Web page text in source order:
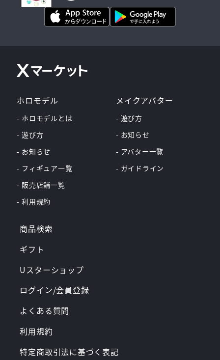
ホロモデル
- ホロモデルとは
- 遊び方
- お知らせ
- フィギュア一覧
- 販売店舗一覧
- 利用規約
メイクアバター
- 遊び方
- お知らせ
- アバター一覧
- ガイドライン
商品検索
ギフト
Uスターショップ
ログイン/会員登録
よくある質問
利用規約
特定商取引法に基づく表記